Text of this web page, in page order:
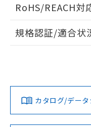
ドすることができ
ダウンロードデータを
みください。
ソフトウェアの使用条件
RoHS/REACH対
EU RoHS 注意事
対応済み
規格認証/適合状
カタログ/デー